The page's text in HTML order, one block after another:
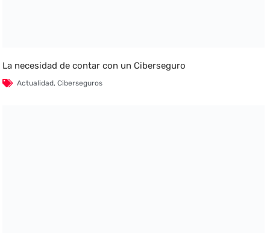
La necesidad de contar con un Ciberseguro
Actualidad,Ciberseguros